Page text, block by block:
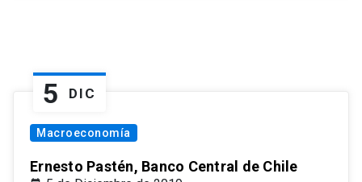
5 DIC
Macroeconomía
Ernesto Pastén, Banco Central de Chile